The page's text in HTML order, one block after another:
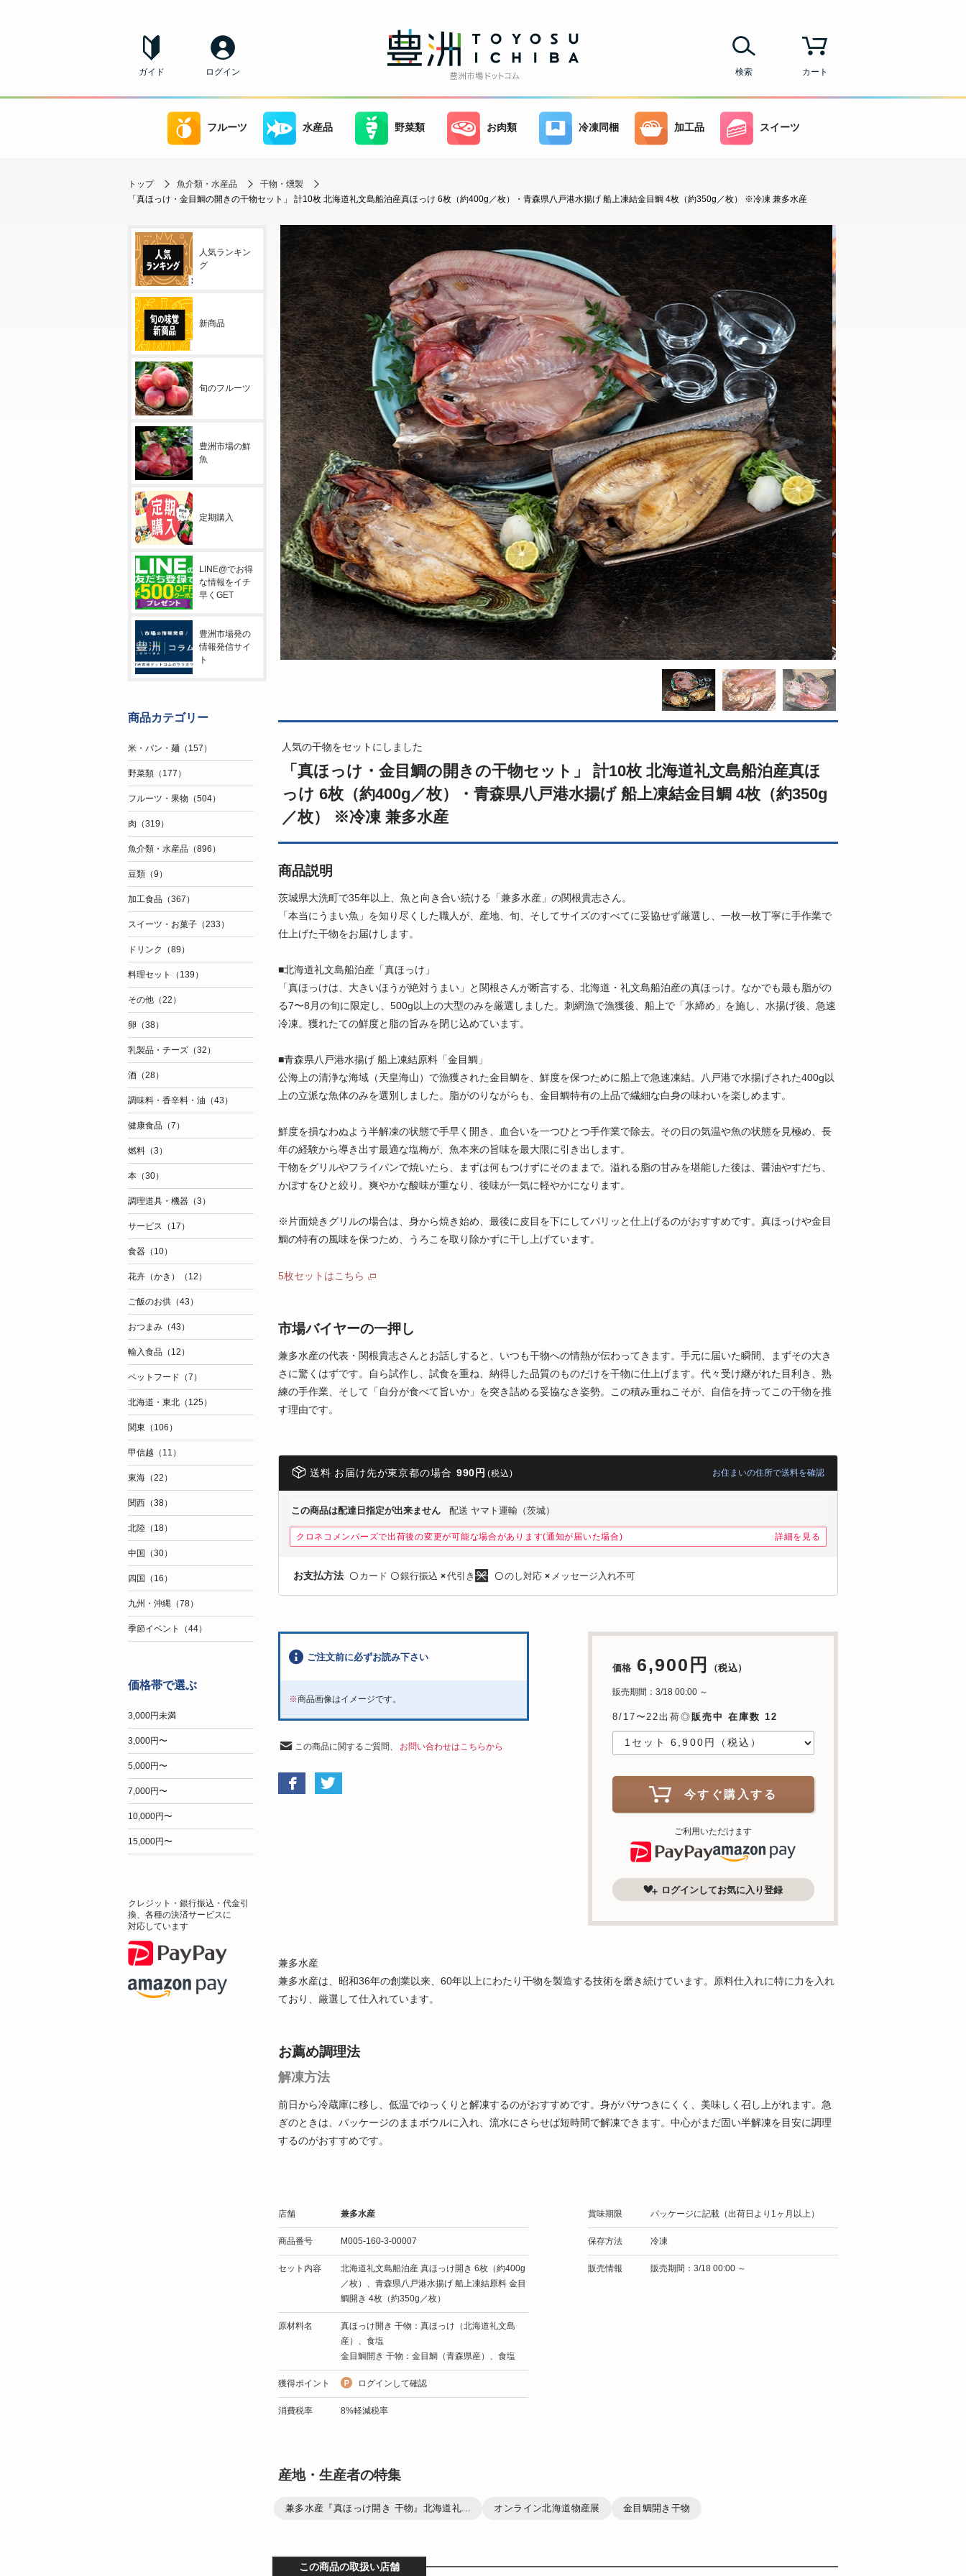
ガイド ログイン カート
検索
フルーツ 水産品 野菜類 お肉類 冷凍同梱 加工品 スイーツ
トップ 魚介類・水産品
干物・燻製
「真ほっけ・金目鯛の開きの干物セット」 計10枚 北海道礼文島船泊産真ほっけ 6枚（約400g／枚）・青森県八戸港水揚げ 船上凍結金目鯛 4枚（約350g／枚） ※冷凍 兼多水産
人気の干物をセットにしました
「真ほっけ・金目鯛の開きの干物セット」 計10枚 北海道礼文島船泊産真ほ
っけ 6枚（約400g／枚）・青森県八戸港水揚げ 船上凍結金目鯛 4枚（約350g
／枚） ※冷凍 兼多水産
商品説明
茨城県大洗町で35年以上、魚と向き合い続ける「兼多水産」の関根貴志さん。
「本当にうまい魚」を知り尽くした職人が、産地、旬、そしてサイズのすべてに妥協せず厳選し、一枚一枚丁寧に手作業で
仕上げた干物をお届けします。
■北海道礼文島船泊産「真ほっけ」
「真ほっけは、大きいほうが絶対うまい」と関根さんが断言する、北海道・礼文島船泊産の真ほっけ。なかでも最も脂がの
る7〜8月の旬に限定し、500g以上の大型のみを厳選しました。刺網漁で漁獲後、船上で「氷締め」を施し、水揚げ後、急速
冷凍。獲れたての鮮度と脂の旨みを閉じ込めています。
■青森県八戸港水揚げ 船上凍結原料「金目鯛」
公海上の清浄な海域（天皇海山）で漁獲された金目鯛を、鮮度を保つために船上で急速凍結。八戸港で水揚げされた400g以
上の立派な魚体のみを選別しました。脂がのりながらも、金目鯛特有の上品で繊細な白身の味わいを楽しめます。
鮮度を損なわぬよう半解凍の状態で手早く開き、血合いを一つひとつ手作業で除去。その日の気温や魚の状態を見極め、長
年の経験から導き出す最適な塩梅が、魚本来の旨味を最大限に引き出します。
干物をグリルやフライパンで焼いたら、まずは何もつけずにそのままで。溢れる脂の甘みを堪能した後は、醤油やすだち、
かぼすをひと絞り。爽やかな酸味が重なり、後味が一気に軽やかになります。
※片面焼きグリルの場合は、身から焼き始め、最後に皮目を下にしてパリッと仕上げるのがおすすめです。真ほっけや金目
鯛の特有の風味を保つため、うろこを取り除かずに干し上げています。
5枚セットはこちら
市場バイヤーの一押し
兼多水産の代表・関根貴志さんとお話しすると、いつも干物への情熱が伝わってきます。手元に届いた瞬間、まずその大き
さに驚くはずです。自ら試作し、試食を重ね、納得した品質のものだけを干物に仕上げます。代々受け継がれた目利き、熟
練の手作業、そして「自分が食べて旨いか」を突き詰める妥協なき姿勢。この積み重ねこそが、自信を持ってこの干物を推
す理由です。
送料 お届け先が東京都の場合 990円 (税込) お住まいの住所で送料を確認
この商品は配達日指定が出来ません 配送 ヤマト運輸（茨城）
クロネコメンバーズで出荷後の変更が可能な場合があります(通知が届いた場合) 詳細を見る
お支払方法 〇 カード 〇銀行振込 ×代引き 〇のし対応 × メッセージ入れ不可
価格 6,900円 （税込）
販売期間：3/18 00:00 ～
8/17〜22出荷◎ 販売中 在庫数 12
今すぐ購入する
ご利用いただけます
ログインしてお気に入り登録
ご注文前に必ずお読み下さい
※商品画像はイメージです。
この商品に関するご質問、 お問い合わせはこちらから
兼多水産
兼多水産は、昭和36年の創業以来、60年以上にわたり干物を製造する技術を磨き続けています。原料仕入れに特に力を入れ
ており、厳選して仕入れています。
お薦め調理法
解凍方法
前日から冷蔵庫に移し、低温でゆっくりと解凍するのがおすすめです。身がパサつきにくく、美味しく召し上がれます。急
ぎのときは、パッケージのままボウルに入れ、流水にさらせば短時間で解凍できます。中心がまだ固い半解凍を目安に調理
するのがおすすめです。
店舗 兼多水産
商品番号 M005-160-3-00007
セット内容
北海道礼文島船泊産 真ほっけ開き 6枚（約400g
／枚）、青森県八戸港水揚げ 船上凍結原料 金目
鯛開き 4枚（約350g／枚）
原材料名
真ほっけ開き 干物：真ほっけ（北海道礼文島
産）、食塩
金目鯛開き 干物：金目鯛（青森県産）、食塩
獲得ポイント ログインして確認
消費税率 8%軽減税率
賞味期限 パッケージに記載（出荷日より1ヶ月以上）
保存方法 冷凍
販売情報 販売期間：3/18 00:00 ～
産地・生産者の特集
兼多水産『真ほっけ開き 干物』北海道礼... オンライン北海道物産展 金目鯛開き干物
この商品の取扱い店舗
人気ランキン
グ
新商品
旬のフルーツ
豊洲市場の鮮
魚
定期購入
LINE@でお得
な情報をイチ
早くGET
豊洲市場発の
情報発信サイ
ト
商品カテゴリー
米・パン・麺（157）
野菜類（177）
フルーツ・果物（504）
肉（319）
魚介類・水産品（896）
豆類（9）
加工食品（367）
スイーツ・お菓子（233）
ドリンク（89）
料理セット（139）
その他（22）
卵（38）
乳製品・チーズ（32）
酒（28）
調味料・香辛料・油（43）
健康食品（7）
燃料（3）
本（30）
調理道具・機器（3）
サービス（17）
食器（10）
花卉（かき）（12）
ご飯のお供（43）
おつまみ（43）
輸入食品（12）
ペットフード（7）
北海道・東北（125）
関東（106）
甲信越（11）
東海（22）
関西（38）
北陸（18）
中国（30）
四国（16）
九州・沖縄（78）
季節イベント（44）
価格帯で選ぶ
3,000円未満
3,000円〜
5,000円〜
7,000円〜
10,000円〜
15,000円〜
クレジット・銀行振込・代金引
換、各種の決済サービスに
対応しています